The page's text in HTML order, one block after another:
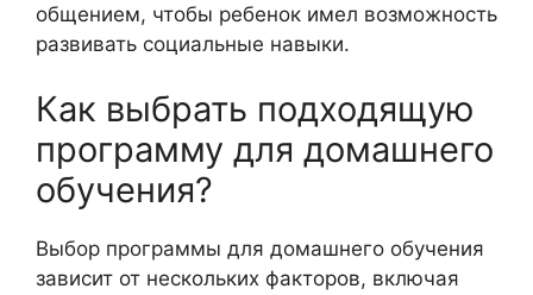
общением, чтобы ребенок имел возможность
развивать социальные навыки.
Как выбрать подходящую
программу для домашнего
обучения?
Выбор программы для домашнего обучения
зависит от нескольких факторов, включая